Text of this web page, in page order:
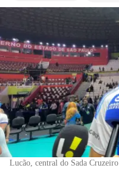
Lucão, central do Sada Cruzeiro